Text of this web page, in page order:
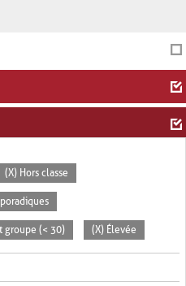
(X) Hors classe
groupe (< 30) (X) Élevée